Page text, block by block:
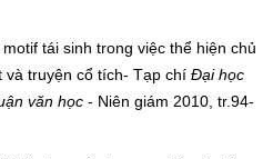
tái sinh trong việc thể hiện chủ
truyện cổ tích- Tạp chí Đại học
văn học - Niên giám 2010, tr.94-